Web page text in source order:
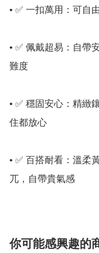
• ✅ 一扣萬用：可自
• ✅ 佩戴超易：自帶
難度
• ✅ 穩固安心：精緻
住都放心
• ✅ 百搭耐看：溫柔
兀，自帶貴氣感
你可能感興趣的